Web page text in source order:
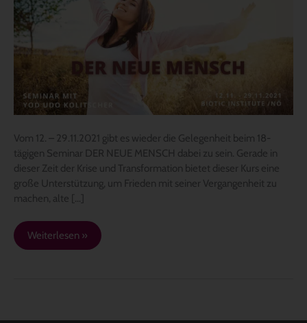
Vom 12. – 29.11.2021 gibt es wieder die Gelegenheit beim 18-
tägigen Seminar DER NEUE MENSCH dabei zu sein. Gerade in
dieser Zeit der Krise und Transformation bietet dieser Kurs eine
große Unterstützung, um Frieden mit seiner Vergangenheit zu
machen, alte […]
zu
deinem
Weiterlesen »